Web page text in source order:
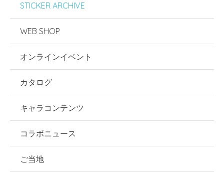
STICKER ARCHIVE
WEB SHOP
オンラインイベント
カタログ
キャラコンテンツ
コラボニュース
ご当地